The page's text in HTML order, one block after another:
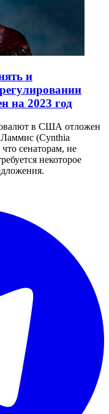
и
на 2023 год
в США отложен
(Cynthia
сенаторам, не
некоторое